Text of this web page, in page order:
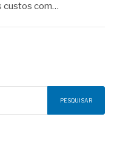
custos com…
PESQUISAR